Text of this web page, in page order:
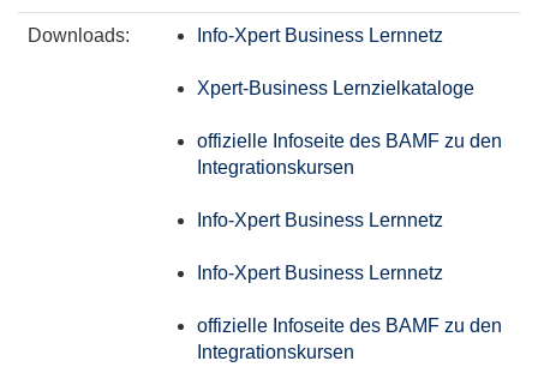
Downloads: Info-Xpert Business Lernnetz
Xpert-Business Lernzielkataloge
offizielle Infoseite des BAMF zu den
Integrationskursen
Info-Xpert Business Lernnetz
Info-Xpert Business Lernnetz
offizielle Infoseite des BAMF zu den
Integrationskursen